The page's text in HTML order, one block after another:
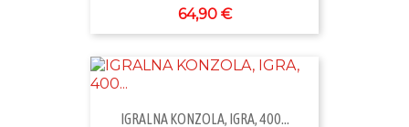
64,90 €
IGRALNA KONZOLA, IGRA, 400...